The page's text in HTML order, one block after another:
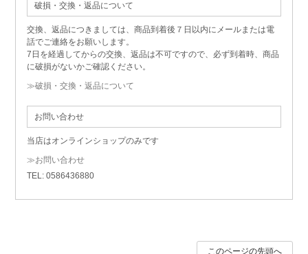
破損・交換・返品について
交換、返品につきましては、商品到着後７日以内にメールまたは電
話でご連絡をお願いします。
7日を経過してからの交換、返品は不可ですので、必ず到着時、商品
に破損がないかご確認ください。
≫破損・交換・返品について
お問い合わせ
当店はオンラインショップのみです
≫お問い合わせ
TEL: 0586436880
このページの先頭へ